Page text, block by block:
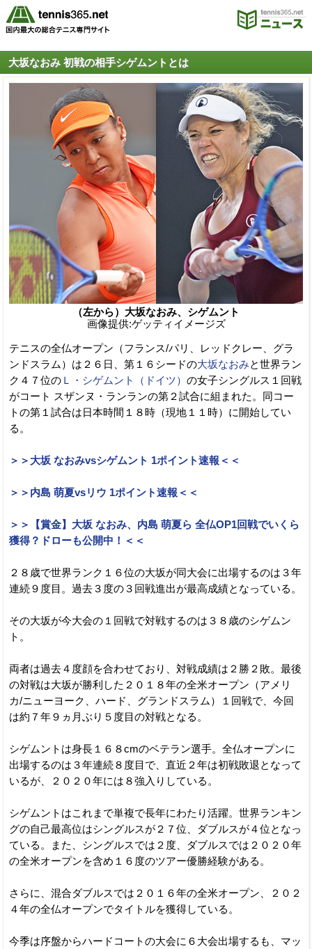
大坂なおみ 初戦の相手シゲムントとは
（左から）大坂なおみ、シゲムント
画像提供:ゲッティイメージズ
テニスの全仏オープン（フランス/パリ、レッドクレー、グラ
ンドスラム）は２６日、第１６シードの大坂なおみと世界ラン
ク４７位の Ｌ・シゲムント（ドイツ） の女子シングルス１回戦
がコート スザンヌ・ランランの第２試合に組まれた。同コー
トの第１試合は日本時間１８時（現地１１時）に開始してい
る。
＞＞大坂 なおみvsシゲムント 1ポイント速報＜＜
＞＞内島 萌夏vsリウ 1ポイント速報＜＜
＞＞【賞金】大坂 なおみ、内島 萌夏ら 全仏OP1回戦でいくら
獲得？ドローも公開中！＜＜
２８歳で世界ランク１６位の大坂が同大会に出場するのは３年
連続９度目。過去３度の３回戦進出が最高成績となっている。
その大坂が今大会の１回戦で対戦するのは３８歳のシゲムン
ト。
両者は過去４度顔を合わせており、対戦成績は２勝２敗。最後
の対戦は大坂が勝利した２０１８年の全米オープン（アメリ
カ/ニューヨーク、ハード、グランドスラム）１回戦で、今回
は約７年９ヵ月ぶり５度目の対戦となる。
シゲムントは身長１６８cmのベテラン選手。全仏オープンに
出場するのは３年連続８度目で、直近２年は初戦敗退となって
いるが、２０２０年には８強入りしている。
シゲムントはこれまで単複で長年にわたり活躍。世界ランキン
グの自己最高位はシングルスが２７位、ダブルスが４位となっ
ている。また、シングルスでは２度、ダブルスでは２０２０年
の全米オープンを含め１６度のツアー優勝経験がある。
さらに、混合ダブルスでは２０１６年の全米オープン、２０２
４年の全仏オープンでタイトルを獲得している。
今季は序盤からハードコートの大会に６大会出場するも、マッ